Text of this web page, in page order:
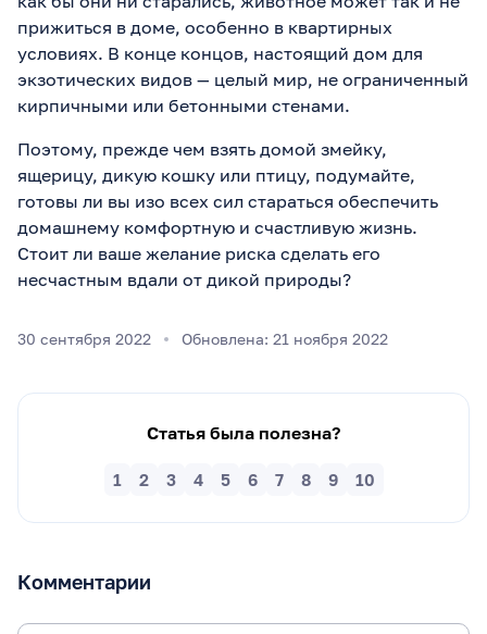
прижиться в доме, особенно в квартирных
условиях. В конце концов, настоящий дом для
экзотических видов — целый мир, не ограниченный
кирпичными или бетонными стенами.
Поэтому, прежде чем взять домой змейку,
ящерицу, дикую кошку или птицу, подумайте,
готовы ли вы изо всех сил стараться обеспечить
домашнему комфортную и счастливую жизнь.
Стоит ли ваше желание риска сделать его
несчастным вдали от дикой природы?
30 сентября 2022 Обновлена: 21 ноября 2022
Статья была полезна?
10
9
8
7
6
5
4
3
2
1
Комментарии